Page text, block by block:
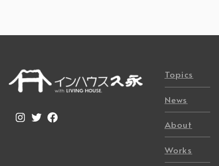
Instagram
TwitterFacebook
Topics
News
About
Works